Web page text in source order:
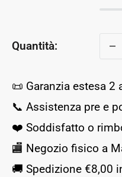
Quantità:
📜 Garanzia estesa 2
📞 Assistenza pre e
❤️ Soddisfatto o
🏬 Negozio fisico a
🚚 Spedizione €8,00